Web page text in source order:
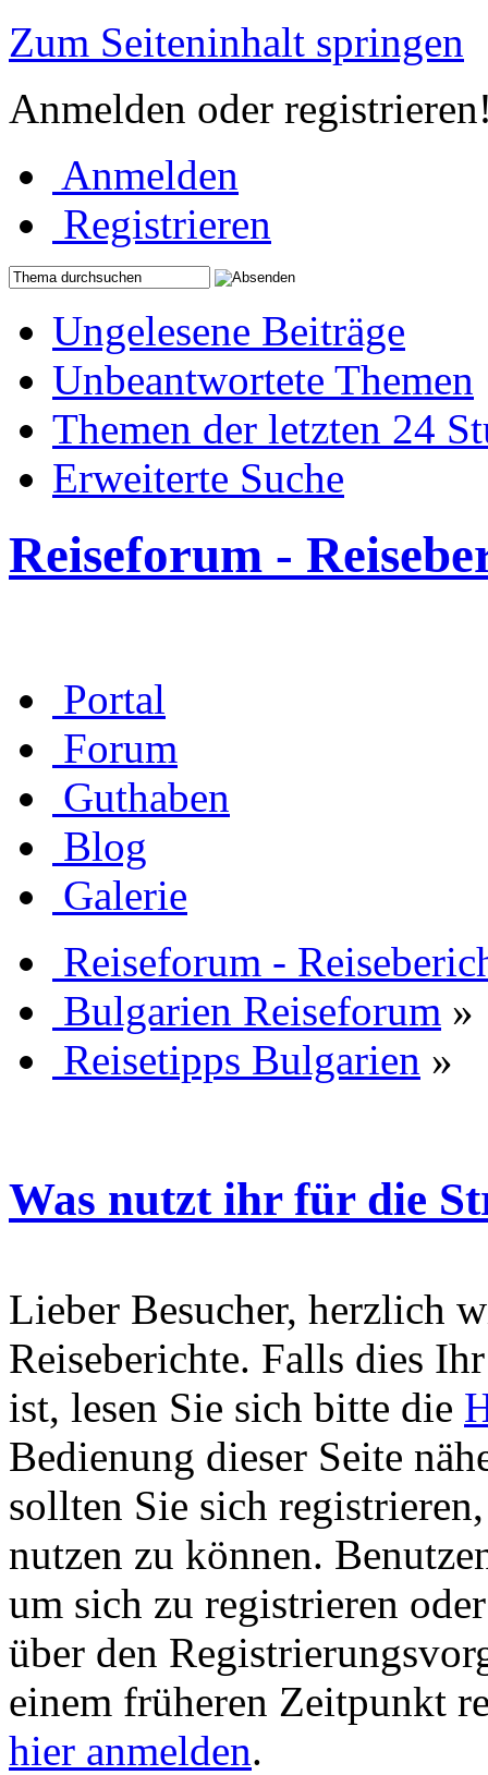
Zum Seiteninhalt springen
Anmelden oder
Anmelden
Registrieren
Ungelesene Beiträge
Unbeantwortete Themen
Themen der letzten 24
Erweiterte Suche
Reiseforum -
Portal
Forum
Guthaben
Blog
Galerie
Reiseforum -
Bulgarien Reiseforum »
Reisetipps Bulgarien »
Was nutzt ihr für die
Lieber Besucher, herzlich
Reiseberichte. Falls dies
ist, lesen Sie sich bitte die
Bedienung dieser Seite
sollten Sie sich
nutzen zu können.
um sich zu registrieren
über den
einem früheren Zeitpunkt
hier anmelden.